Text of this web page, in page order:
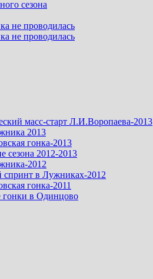
сезона
не проводилась
не проводилась
масс-старт Л.И.Воропаева-2013
2013
гонка-2013
сезона 2012-2013
2012
в Лужниках-2012
гонка-2011
в Одинцово